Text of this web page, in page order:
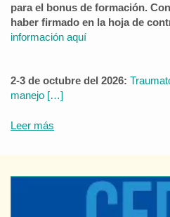
para el bonus de formación.
haber firmado en la hoja de
información aquí
2-3 de octubre del 2026:
manejo […]
Leer más